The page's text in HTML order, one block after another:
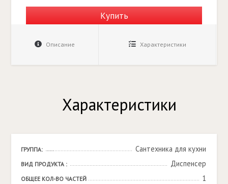
Купить
Описание Характеристики
Характеристики
ГРУППА: Сантехника для кухни
ВИД ПРОДУКТА : Диспенсер
ОБЩЕЕ КОЛ-ВО ЧАСТЕЙ
1